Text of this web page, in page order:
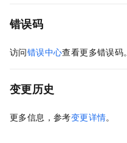
错误码
访问错误中心查看更多错误码。
变更历史
更多信息，参考变更详情。